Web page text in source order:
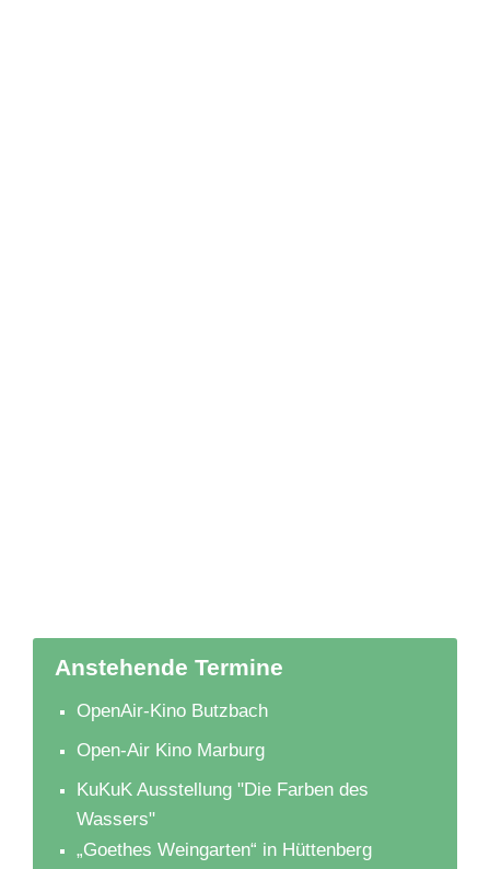
Anstehende Termine
OpenAir-Kino Butzbach
Open-Air Kino Marburg
KuKuK Ausstellung "Die Farben des
Wassers"
„Goethes Weingarten“ in Hüttenberg